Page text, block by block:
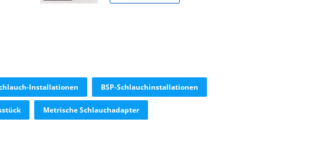
Installationen BSP-Schlauchinstallationen
Metrische Schlauchadapter